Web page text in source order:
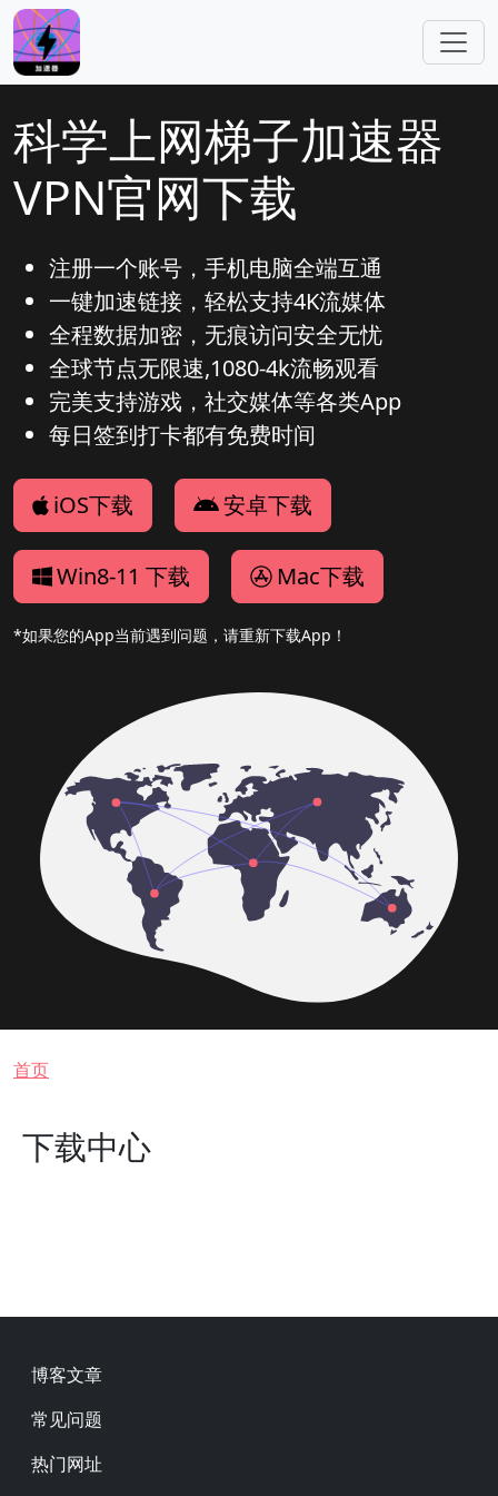
跳转到主要内容
科学上网梯子加速器
VPN官网下载
注册一个账号，手机电脑全端互通
一键加速链接，轻松支持4K流媒体
全程数据加密，无痕访问安全无忧
全球节点无限速,1080-4k流畅观看
完美支持游戏，社交媒体等各类App
每日签到打卡都有免费时间
iOS下载 安卓下载
Win8-11 下载 Mac下载
*如果您的App当前遇到问题，请重新下载App！
面包屑
首页
下载中心
Footer
博客文章
常见问题
热门网址